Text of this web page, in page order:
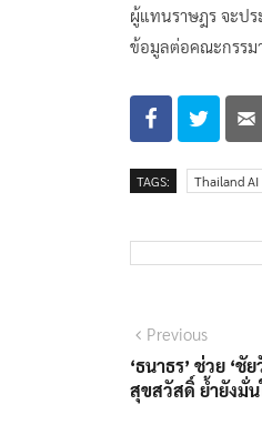
ผู้แทนราษฎร จะปร
ข้อมูลต่อคณะกรรม
TAGS: Thailand AI
แนะแนว
เรื่อง
PreviousPrevious
post:
‘ธนาธร’ ช่วย ‘ชั
สุขสวัสดิ์ ย้ำยังมั่